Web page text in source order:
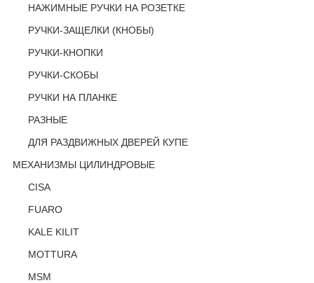
НАЖИМНЫЕ РУЧКИ НА РОЗЕТКЕ
РУЧКИ-ЗАЩЕЛКИ (КНОБЫ)
РУЧКИ-КНОПКИ
РУЧКИ-СКОБЫ
РУЧКИ НА ПЛАНКЕ
РАЗНЫЕ
ДЛЯ РАЗДВИЖНЫХ ДВЕРЕЙ КУПЕ
МЕХАНИЗМЫ ЦИЛИНДРОВЫЕ
CISA
FUARO
KALE KILIT
MOTTURA
MSM